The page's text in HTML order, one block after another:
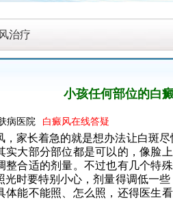
治疗
小孩任何部位的白
病医院 白癜风在线答疑
，家长着急的就是想办法让白斑
实大部分部位都是可以的，像脸
整合适的剂量。不过也有几个特
光时要特别小心，剂量得调低一
体能不能照、怎么照，还得医生